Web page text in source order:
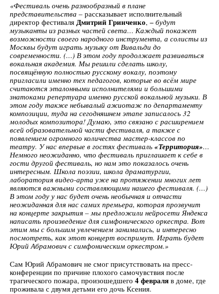
«Фестиваль очень разнообразный в плане
представительства – рассказывает исполнительный
директор фестиваля Дмитрий Гринченко, − будут
музыканты из разных частей света… Каждый покажет
возможности своего народного инструмента, а солисты из
Москвы будут играть музыку от Вивальди до
современности. (…) В этом году продолжает развиваться
вокальная академия. Мы решили сделать школу,
посвящённую полностью русскому вокалу, поэтому
пригласили именно тех педагогов, которые во всём мире
считаются эталонными исполнителями и большими
знатоками репертуара именно русской вокальной музыки. В
этом году также небывалый ажиотаж по департаменту
композиции, туда на сегодняшнем этапе записалось 32
молодых композитора! Думаю, это связано с расширением
всей образовательной части фестиваля, а также с
появлением огромного количества мастер-классов по
театру. У нас впервые в гостях фестиваль «Территория»…
Немного неожиданно, что фестиваль приглашает к себе в
гости другой фестиваль, но нам это показалось очень
интересным. Школа поэзии, школа драматургии,
лаборатория видео-арта уже на протяжении многих лет
являются важными составляющими нашего фестиваля. (…)
В этом году у нас будет очень необычная и отчасти
неожиданная для нас самих премьера, которая прозвучит
на концерте закрытия – мы предложили нейросети Яндекса
написать произведение для симфонического оркестра. Вот
этим мы с большим увлечением занимались, и интересно
посмотреть, как этот концерт воспримут. Играть будет
Юрий Абрамович с симфоническим оркестром.»
Сам Юрий Абрамович не смог присутствовать на пресс-
конференции по причине плохого самочувствия после
трагического пожара, произошедшего 4 февраля в доме, где
проживала с двумя детьми его дочь Ксения.